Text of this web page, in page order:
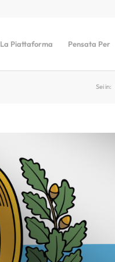
La Piattaforma Pensata Per
Sei in: